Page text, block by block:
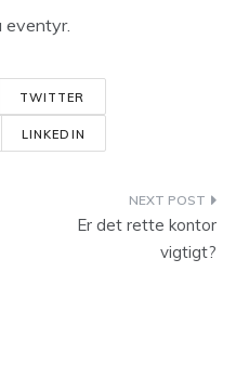
eventyr.
TWITTER
LINKEDIN
Er det rette kontor
vigtigt?